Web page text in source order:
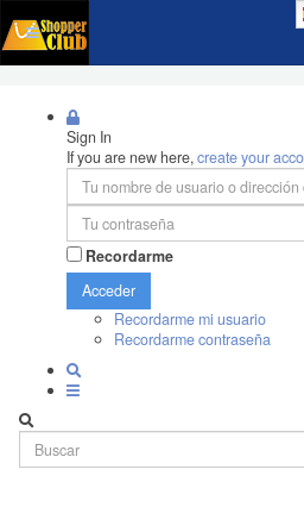
Sign In
If you are new here,create your
Recordarme
Acceder
Recordarme mi usuario
Recordarme contraseña